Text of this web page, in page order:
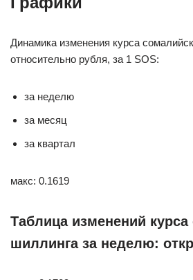
Динамика изменения курса
относительно рубля, за 1 SOS:
за неделю
за месяц
за квартал
макс: 0.1619
Таблица изменений курса
шиллинга за неделю: